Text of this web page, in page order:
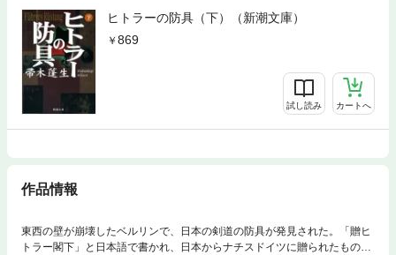
ヒトラーの防具（下）（新潮文庫）
869
試し読み カートへ
作品情報
東西の壁が崩壊したベルリンで、日本の剣道の防具が発見された。「贈ヒ
トラー閣下」と日本語で書かれ、日本からナチスドイツに贈られたものだ